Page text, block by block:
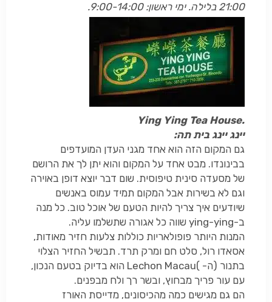
21:00 בלילה. ימי ראשון: 9:00-14:00.
Ying Ying Tea House.
יינג יינג בית תה:
גם המקום הזה הוא אחד מגני העדן המועדפים
בבינונדו. מבט אחד על המקום והוא יתן לך את הרושם
של מסעדה סינית טיפוסית. שום דבר יוצא דופן באוירה
וגם לא בשירות אבל המקום תמיד עמוס באנשים
שיודעים איך צריך להיות הטעם של אוכל טוב. כל מנה
ב-ying-ying שווה כל אגורה שתשלמו עליה.
המנות היותר פופולאריות כוללות צלעות חזיר מאודות,
אסאדו רול, סלט חם ומרק תרד. תבשיל החזיר הצלוי
בתנור (ה- (
Lechon Macau הוא בדיוק בטעם הנכון,
עם עור פריך מבחוץ, ובשר רך ולח מבפנים.
הם גם מגישים כמה מהכיסונים, מדייסת האורז